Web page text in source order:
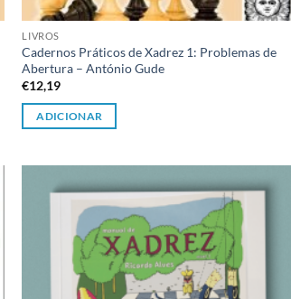
LIVROS
Cadernos Práticos de Xadrez 1: Problemas de
Abertura – António Gude
€12,19
ADICIONAR